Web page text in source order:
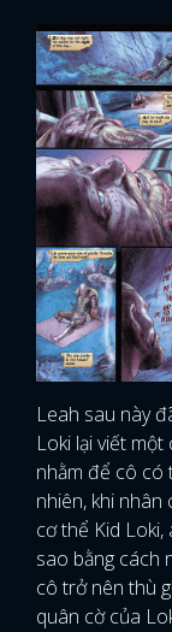
Leah sau này
Loki lại viết
nhằm để cô có
nhiên, khi nhân
cơ thể Kid
sao bằng cách
cô trở nên thù
quân cờ của